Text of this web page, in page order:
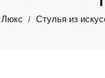
Люкс / Стулья из